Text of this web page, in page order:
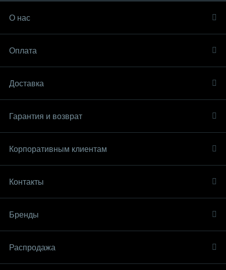
О нас
Оплата
Доставка
Гарантия и возврат
Корпоративным клиентам
Контакты
Бренды
Распродaжа